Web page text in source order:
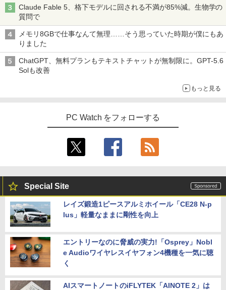
Claude Fable 5、格下モデルに回される不満が85%減。生物学の
質問で
メモリ8GBで仕事なんて無理……そう思っていた時期が僕にもあ
りました
ChatGPT、無料プランもテキストチャットが無制限に。GPT-5.6
Solも改善
もっと見る
PC Watch をフォローする
Special Site
レイズ鍛造1ピースアルミホイール「CE28 N-p
lus」軽量なままに剛性を向上
エントリーなのに脅威の実力!「Osprey」Nobl
e Audioワイヤレスイヤフォン4機種を一気に聴
く
AIスマートノートのiFLYTEK「AINOTE 2」は